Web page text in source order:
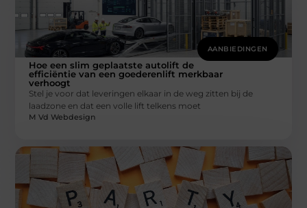
AANBIEDINGEN
Hoe een slim geplaatste autolift de
efficiëntie van een goederenlift merkbaar
verhoogt
Stel je voor dat leveringen elkaar in de weg zitten bij de
laadzone en dat een volle lift telkens moet
M Vd Webdesign